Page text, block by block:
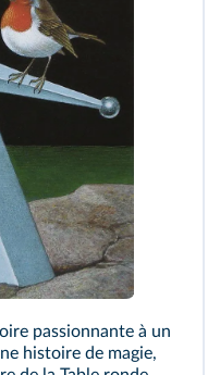
passionnante à un
histoire de magie,